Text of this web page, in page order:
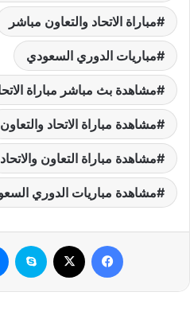
مباراة الاتحاد والتعاون مباشر
مباريات الدوري السعودي
مشاهدة بث مباشر مباراة
مشاهدة مباراة الاتحاد والتعاون
مشاهدة مباراة التعاون والاتحاد
مشاهدة مباريات الدوري
فيسبوك